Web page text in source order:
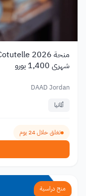
شهري 1,400 يورو
DAAD Jordan
ألمانيا
تغلق خلال 24 يوم
منح دراسية